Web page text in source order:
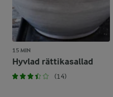
15 MIN
Hyvlad rättikasallad
(14)